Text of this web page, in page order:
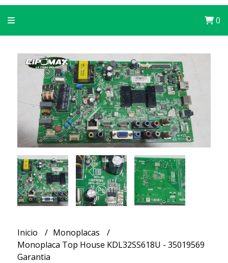
0
Inicio
Monoplacas
Monoplaca Top House KDL32SS618U - 35019569
Garantia